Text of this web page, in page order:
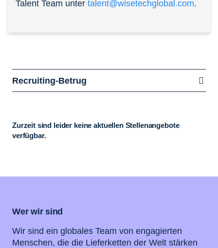
Talent Team unter talent@wisetechglobal.com.
Recruiting-Betrug
Zurzeit sind leider keine aktuellen Stellenangebote
verfügbar.
Wer wir sind
Wir sind ein globales Team von engagierten
Menschen, die die Lieferketten der Welt stärken